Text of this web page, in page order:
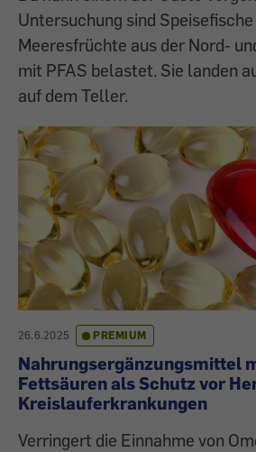
Untersuchung sind Speisefische
Meeresfrüchte aus der Nord-
mit PFAS belastet. Sie landen
auf dem Teller.
26.6.2025 PREMIUM
Nahrungsergänzungsmittel
Fettsäuren als Schutz vor
Kreislauferkrankungen
Verringert die Einnahme von